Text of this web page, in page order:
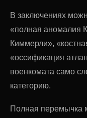
В заключениях
«полная аномалия
Киммерли»,
«оссификация
военкомата само
категорию.
Полная перемычка